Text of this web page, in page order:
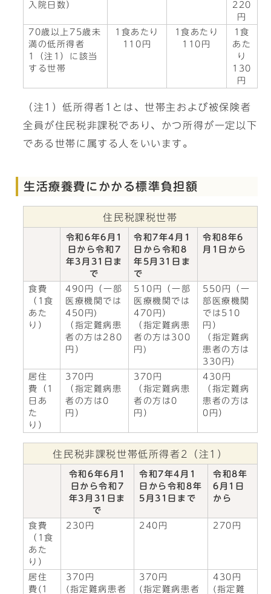
入院日数）
220
円
70歳以上75歳未
満の低所得者
1（注1）に該当
する世帯
1食あたり
110円
1食あたり
110円
1食
あた
り
130
円
（注1）低所得者1とは、世帯主および被保険者
全員が住民税非課税であり、かつ所得が一定以下
である世帯に属する人をいいます。
生活療養費にかかる標準負担額
住民税課税世帯
令和6年6月1
日から令和7
年3月31日ま
で
令和7年4月1
日から令和8
年5月31日ま
で
令和8年6
月1日から
食費
（1食
あた
り）
490円（一部
医療機関では
450円)
（指定難病患
者の方は280
円）
510円（一部
医療機関では
470円）
（指定難病患
者の方は300
円)
550円（一
部医療機関
では510
円）
（指定難病
患者の方は
330円)
居住
費（1
日あ
た
り）
370円
（指定難病患
者の方は0
円）
370円
（指定難病患
者の方は0
円）
430円
（指定難病
患者の方は
0円）
住民税非課税世帯低所得者2（注1）
令和6年6月1
日から令和7
年3月31日ま
で
令和7年4月1
日から令和8年
5月31日まで
令和8年
6月1日
から
食費
（1食
あた
り）
230円 240円 270円
居住
費(1
370円
(指定難病患者
370円
(指定難病患者
430円
(指定難